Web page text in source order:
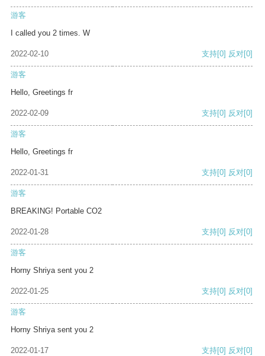
游客
I called you 2 times. W
2022-02-10 支持[0] 反对[0]
游客
Hello, Greetings fr
2022-02-09 支持[0] 反对[0]
游客
Hello, Greetings fr
2022-01-31 支持[0] 反对[0]
游客
BREAKING! Portable CO2
2022-01-28 支持[0] 反对[0]
游客
Horny Shriya sent you 2
2022-01-25 支持[0] 反对[0]
游客
Horny Shriya sent you 2
2022-01-17 支持[0] 反对[0]